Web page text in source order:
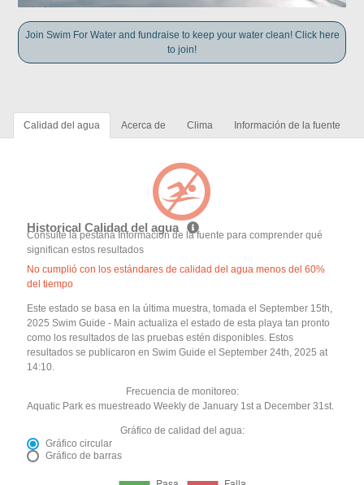
Join Swim For Water and fundraise to keep your water clean! Click here
to join!
Calidad del agua Acerca de Clima Información de la fuente
Historical Calidad del agua
Consulte la pestaña Información de la fuente para comprender qué
significan estos resultados
No cumplió con los estándares de calidad del agua menos del 60%
del tiempo
Este estado se basa en la última muestra, tomada el September 15th,
2025 Swim Guide - Main actualiza el estado de esta playa tan pronto
como los resultados de las pruebas estén disponibles. Estos
resultados se publicaron en Swim Guide el September 24th, 2025 at
14:10.
Frecuencia de monitoreo:
Aquatic Park es muestreado Weekly de January 1st a December 31st.
Gráfico de calidad del agua:
Gráfico circular
Gráfico de barras